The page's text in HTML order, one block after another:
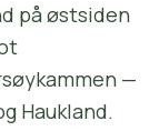
på østsiden
—
Haukland.